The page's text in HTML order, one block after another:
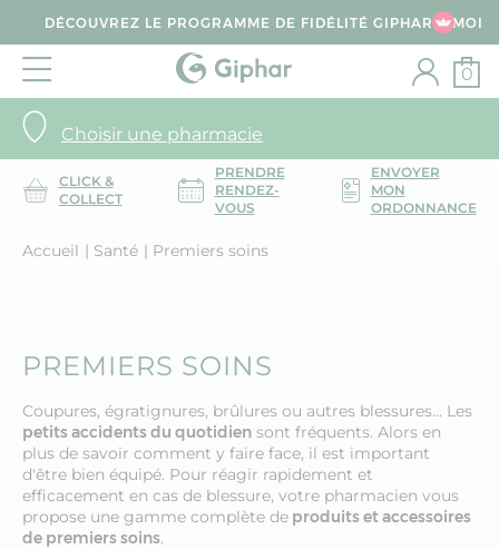
DÉCOUVREZ LE PROGRAMME DE FIDÉLITÉ GIPHAR & MOI
Choisir une pharmacie
0
CLICK &
COLLECT
PRENDRE
RENDEZ-
VOUS
ENVOYER
MON
ORDONNANCE
Accueil Santé Premiers soins
PREMIERS SOINS
Coupures, égratignures, brûlures ou autres blessures… Les
petits accidents du quotidien sont fréquents. Alors en
plus de savoir comment y faire face, il est important
d'être bien équipé. Pour réagir rapidement et
efficacement en cas de blessure, votre pharmacien vous
propose une gamme complète de produits et accessoires
de premiers soins.